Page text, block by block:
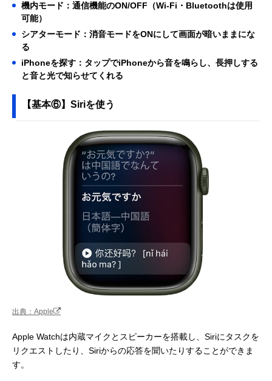
機内モード：通信機能のON/OFF（Wi-Fi・Bluetoothは使用
可能）
シアターモード：消音モードをONにして画面が暗いままにな
る
iPhoneを探す：タップでiPhoneから音を鳴らし、長押しする
と音と光で知らせてくれる
【基本⑥】Siriを使う
出典：Apple
Apple Watchは内蔵マイクとスピーカーを搭載し、Siriにタスクを
リクエストしたり、Siriからの応答を聞いたりすることができま
す。